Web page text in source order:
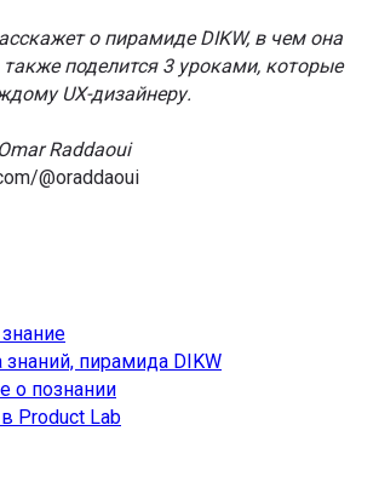
о пирамиде DIKW, в чем она
поделится 3 уроками, которые
UX-дизайнеру.
Raddaoui
@oraddaoui
пирамида DIKW
о познании
Product Lab